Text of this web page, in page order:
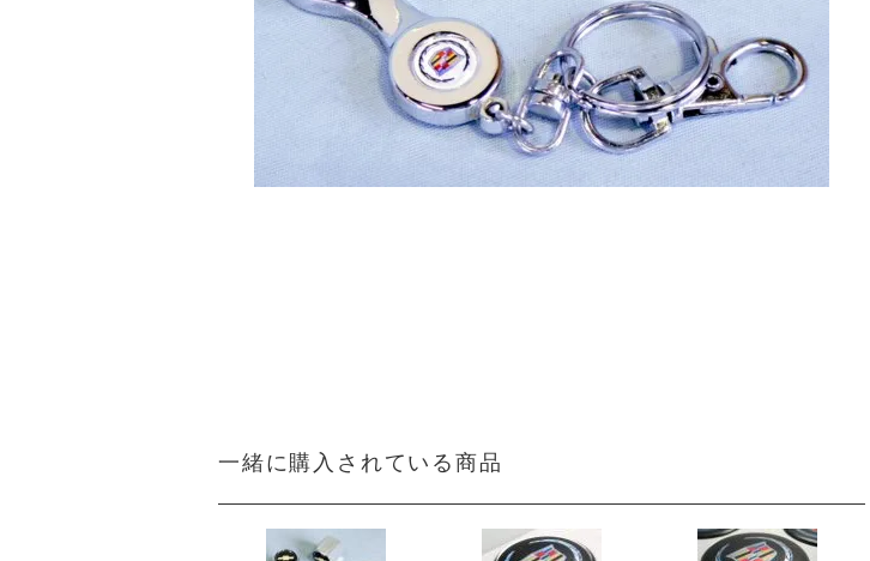
一緒に購入されている商品